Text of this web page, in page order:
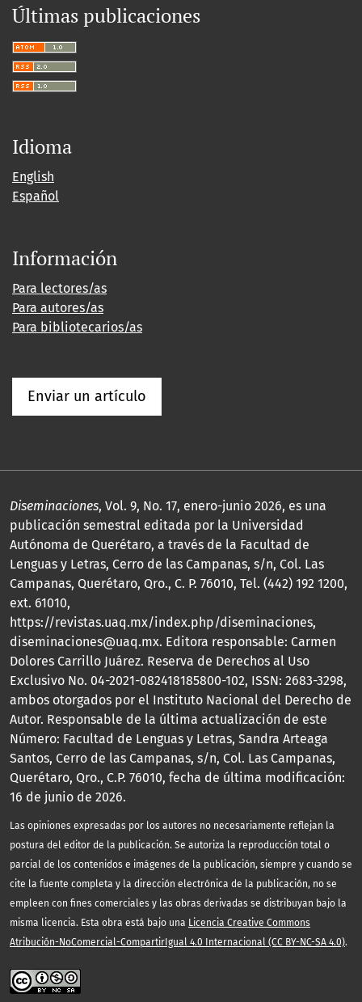
Últimas publicaciones
Idioma
English
Español
Información
Para lectores/as
Para autores/as
Para bibliotecarios/as
Enviar un artículo
Diseminaciones, Vol. 9, No. 17, enero-junio 2026, es una
publicación semestral editada por la Universidad
Autónoma de Querétaro, a través de la Facultad de
Lenguas y Letras, Cerro de las Campanas, s/n, Col. Las
Campanas, Querétaro, Qro., C. P. 76010, Tel. (442) 192 1200,
ext. 61010,
https://revistas.uaq.mx/index.php/diseminaciones,
diseminaciones@uaq.mx. Editora responsable: Carmen
Dolores Carrillo Juárez. Reserva de Derechos al Uso
Exclusivo No. 04-2021-082418185800-102, ISSN: 2683-3298,
ambos otorgados por el Instituto Nacional del Derecho de
Autor. Responsable de la última actualización de este
Número: Facultad de Lenguas y Letras, Sandra Arteaga
Santos, Cerro de las Campanas, s/n, Col. Las Campanas,
Querétaro, Qro., C.P. 76010, fecha de última modificación:
16 de junio de 2026.
Las opiniones expresadas por los autores no necesariamente reflejan la
postura del editor de la publicación. Se autoriza la reproducción total o
parcial de los contenidos e imágenes de la publicación, siempre y cuando se
cite la fuente completa y la dirección electrónica de la publicación, no se
empleen con fines comerciales y las obras derivadas se distribuyan bajo la
misma licencia. Esta obra está bajo una Licencia Creative Commons
Atribución-NoComercial-CompartirIgual 4.0 Internacional (CC BY-NC-SA 4.0).